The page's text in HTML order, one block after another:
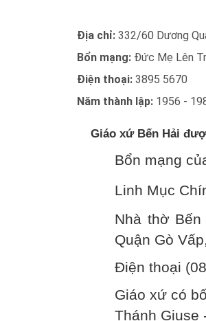
Địa chỉ: 332/60 Dương
Bổn mạng: Đức Mẹ Lên
Điện thoại: 3895 5670
Năm thành lập: 1956 -
Giáo xứ Bến Hải
Bổn mạng
Linh Mục
Nhà thờ
Quận Gò
Điện thoại
Giáo xứ có
Thánh Giuse